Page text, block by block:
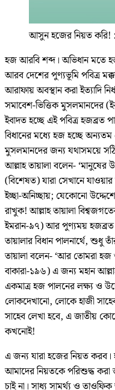
আসুন হজের নিয়ত করি! :
হজ আরবি শব্দ। অভিধান মতে
আরব দেশের পুণ্যভূমি পবিত্র
আরাফায় অবস্থান করা ইত্যাদি
সমাবেশ-ভিত্তিক মুসলমানদের
ইবাদত হচ্ছে এই পবিত্র হজব্রত
বিধানের মধ্যে হজ হচ্ছে অন্যতম
মুসলমানদের জন্য যথাসময়ে
আল্লাহ তায়ালা বলেন-
(বিশেষত) যারা সেখানে
ইচ্ছা-অনিচ্ছায়; যেকোনো
রাখুক! আল্লাহ তায়ালা
ইমরান-৯৭) আর পুণ্যময় হজব্রত
তায়ালার বিধান পালনার্থে,
তায়ালা বলেন- ‘আর তোমরা
বাকারা-১৯৬) এ জন্য মহান
একমাত্র হজ পালনের লক্ষ্য ও
লোকদেখানো, লোকে হাজী
সাহেব লেখা হবে, এ জাতীয়
কখনোই!
এ জন্য যারা হজের নিয়ত
আমাদের নিয়তকে পরিশুদ্ধ
চাই না। সাধ্য সামর্থ্য ও